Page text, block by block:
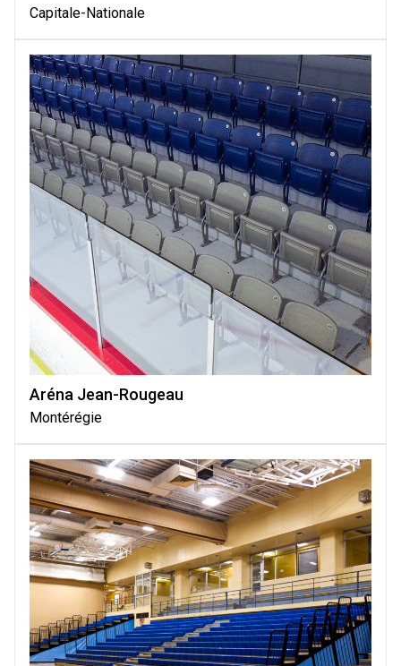
Capitale-Nationale
Aréna Jean-Rougeau
Montérégie